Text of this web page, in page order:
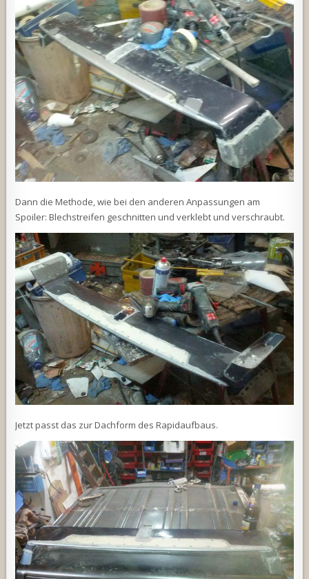
Dann die Methode, wie bei den anderen Anpassungen am
Spoiler: Blechstreifen geschnitten und verklebt und verschraubt.
Jetzt passt das zur Dachform des Rapidaufbaus.